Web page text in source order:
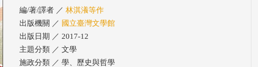
編/著/譯者 ／ 林淇瀁等作
出版機關 ／ 國立臺灣文學館
出版日期 ／ 2017-12
主題分類 ／ 文學
施政分類 ／ 學、歷史與哲學